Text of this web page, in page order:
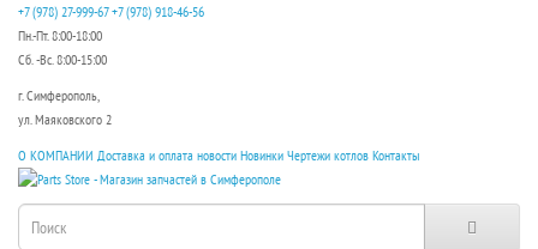
+7 (978) 27-999-67 +7 (978) 918-46-56
Пн.-Пт. 8:00-18:00
Сб. -Вс. 8:00-15:00
г. Симферополь,
ул. Маяковского 2
О КОМПАНИИ Доставка и оплата новости Новинки Чертежи котлов Контакты